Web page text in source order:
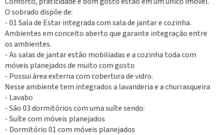
O sobrado dispõe de:
- 01 Sala de Estar integrada com sala de jantar e cozinha.
Ambientes em conceito aberto que garante integração entre
os ambientes.
- As salas de jantar estão mobiliadas e a cozinha toda com
móveis planejados de muito com gosto
- Possui área externa com cobertura de vidro.
Nesse ambiente tem integrados a lavanderia e a churrasqueira
- Lavabo
- São 03 dormitórios com uma suíte sendo:
- Suíte com móveis planejados
- Dormitório 01 com móveis planejados